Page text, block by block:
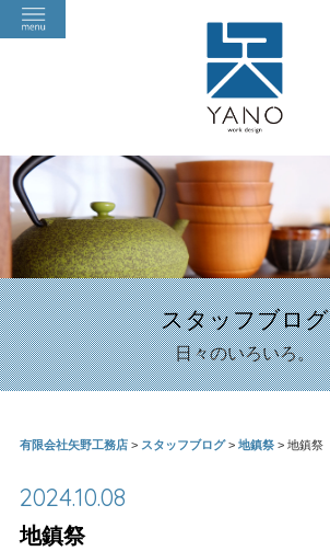
スタッフブログ
日々のいろいろ。
有限会社矢野工務店> スタッフブログ> 地鎮祭> 地鎮祭
2024.10.08
地鎮祭